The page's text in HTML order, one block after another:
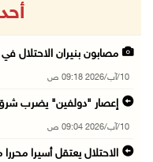
مصابون بنيران الاحتلال
10/آب/2026 09:18 ص
إعصار "دولفين" يضرب
10/آب/2026 09:04 ص
الاحتلال يعتقل أسيرا